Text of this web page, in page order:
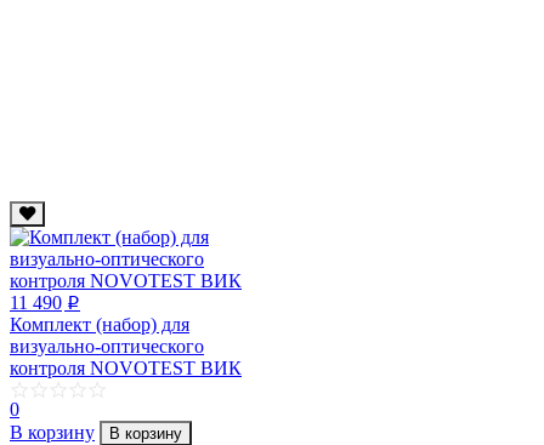
11 490 p
Комплект (набор) для
визуально-оптического
контроля NOVOTEST ВИК
0
В корзину
В корзину